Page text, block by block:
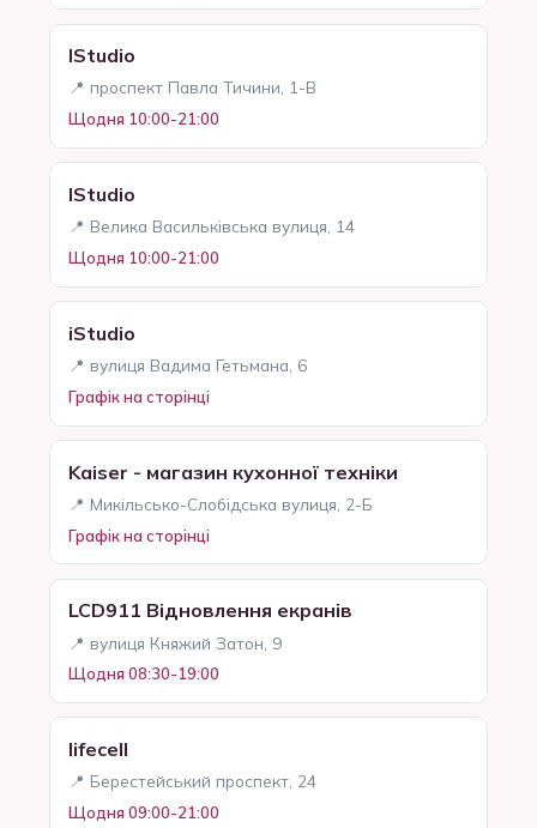
IStudio
📍 проспект Павла Тичини, 1-В
Щодня 10:00-21:00
IStudio
📍 Велика Васильківська вулиця, 14
Щодня 10:00-21:00
iStudio
📍 вулиця Вадима Гетьмана, 6
Графік на сторінці
Kaiser - магазин кухонної техніки
📍 Микільсько-Слобідська вулиця, 2-Б
Графік на сторінці
LCD911 Відновлення екранів
📍 вулиця Княжий Затон, 9
Щодня 08:30-19:00
lifecell
📍 Берестейський проспект, 24
Щодня 09:00-21:00